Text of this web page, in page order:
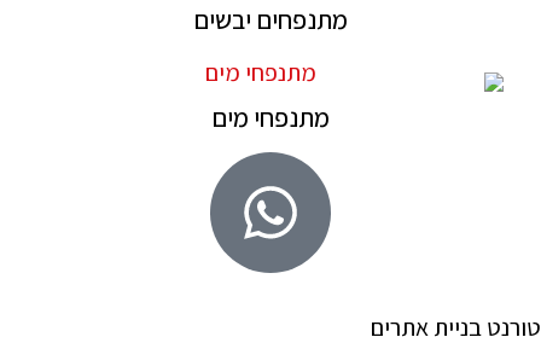
מתנפחים יבשים
מתנפחי מים
טורנט בניית אתרים